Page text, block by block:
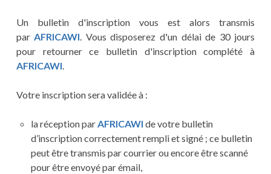
Un bulletin d'inscription vous est alors transmis
parAFRICAWI. Vous disposerez d'un délai de 30 jours
pour retourner ce bulletin d'inscription complété à
AFRICAWI.
Votre inscription sera validée à :
la réception parAFRICAWI de votre bulletin
d’inscription correctement rempli et signé ; ce bulletin
peut être transmis par courrier ou encore être scanné
pour être envoyé par émail,